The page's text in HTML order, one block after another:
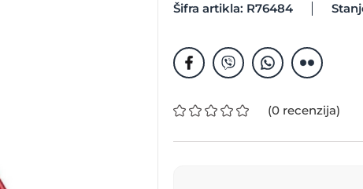
Šifra artikla: R76484
(0 recenzija)